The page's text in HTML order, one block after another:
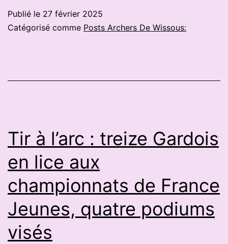
Lisa
«
Je
suis
fière
de
Publié le 27 février 2025
Catégorisé comme Posts Archers De Wissous:
Tir à l’arc : treize Gardois
en lice aux
championnats de France
Jeunes, quatre podiums
visés